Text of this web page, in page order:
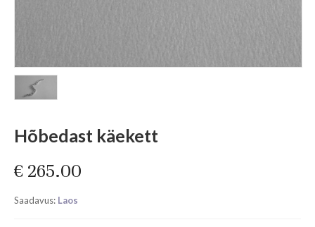
Hõbedast käekett
€ 265.00
Saadavus: Laos